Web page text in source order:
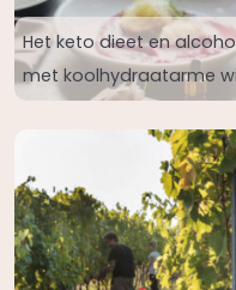
Het keto dieet en
met koolhydraatarme